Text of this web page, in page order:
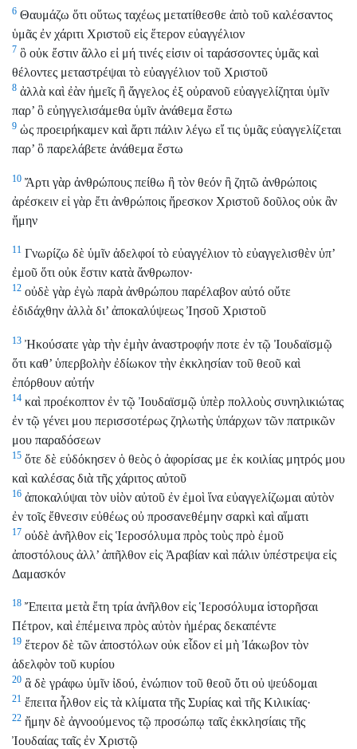
6 Θαυμάζω ὅτι οὕτως ταχέως μετατίθεσθε ἀπὸ τοῦ καλέσαντος
ὑμᾶς ἐν χάριτι Χριστοῦ εἰς ἕτερον εὐαγγέλιον
7 ὃ οὐκ ἔστιν ἄλλο εἰ μή τινές εἰσιν οἱ ταράσσοντες ὑμᾶς καὶ
θέλοντες μεταστρέψαι τὸ εὐαγγέλιον τοῦ Χριστοῦ
8 ἀλλὰ καὶ ἐὰν ἡμεῖς ἢ ἄγγελος ἐξ οὐρανοῦ εὐαγγελίζηται ὑμῖν
παρ’ ὃ εὐηγγελισάμεθα ὑμῖν ἀνάθεμα ἔστω
9 ὡς προειρήκαμεν καὶ ἄρτι πάλιν λέγω εἴ τις ὑμᾶς εὐαγγελίζεται
παρ’ ὃ παρελάβετε ἀνάθεμα ἔστω
10 Ἄρτι γὰρ ἀνθρώπους πείθω ἢ τὸν θεόν ἢ ζητῶ ἀνθρώποις
ἀρέσκειν εἰ γὰρ ἔτι ἀνθρώποις ἤρεσκον Χριστοῦ δοῦλος οὐκ ἂν
ἤμην
11 Γνωρίζω δὲ ὑμῖν ἀδελφοί τὸ εὐαγγέλιον τὸ εὐαγγελισθὲν ὑπ’
ἐμοῦ ὅτι οὐκ ἔστιν κατὰ ἄνθρωπον·
12 οὐδὲ γὰρ ἐγὼ παρὰ ἀνθρώπου παρέλαβον αὐτό οὔτε
ἐδιδάχθην ἀλλὰ δι’ ἀποκαλύψεως Ἰησοῦ Χριστοῦ
13 Ἠκούσατε γὰρ τὴν ἐμὴν ἀναστροφήν ποτε ἐν τῷ Ἰουδαϊσμῷ
ὅτι καθ’ ὑπερβολὴν ἐδίωκον τὴν ἐκκλησίαν τοῦ θεοῦ καὶ
ἐπόρθουν αὐτήν
14 καὶ προέκοπτον ἐν τῷ Ἰουδαϊσμῷ ὑπὲρ πολλοὺς συνηλικιώτας
ἐν τῷ γένει μου περισσοτέρως ζηλωτὴς ὑπάρχων τῶν πατρικῶν
μου παραδόσεων
15 ὅτε δὲ εὐδόκησεν ὁ θεὸς ὁ ἀφορίσας με ἐκ κοιλίας μητρός μου
καὶ καλέσας διὰ τῆς χάριτος αὐτοῦ
16 ἀποκαλύψαι τὸν υἱὸν αὐτοῦ ἐν ἐμοὶ ἵνα εὐαγγελίζωμαι αὐτὸν
ἐν τοῖς ἔθνεσιν εὐθέως οὐ προσανεθέμην σαρκὶ καὶ αἵματι
17 οὐδὲ ἀνῆλθον εἰς Ἱεροσόλυμα πρὸς τοὺς πρὸ ἐμοῦ
ἀποστόλους ἀλλ’ ἀπῆλθον εἰς Ἀραβίαν καὶ πάλιν ὑπέστρεψα εἰς
Δαμασκόν
18 Ἔπειτα μετὰ ἔτη τρία ἀνῆλθον εἰς Ἱεροσόλυμα ἱστορῆσαι
Πέτρον, καὶ ἐπέμεινα πρὸς αὐτὸν ἡμέρας δεκαπέντε
19 ἕτερον δὲ τῶν ἀποστόλων οὐκ εἶδον εἰ μὴ Ἰάκωβον τὸν
ἀδελφὸν τοῦ κυρίου
20 ἃ δὲ γράφω ὑμῖν ἰδού, ἐνώπιον τοῦ θεοῦ ὅτι οὐ ψεύδομαι
21 ἔπειτα ἦλθον εἰς τὰ κλίματα τῆς Συρίας καὶ τῆς Κιλικίας·
22 ἤμην δὲ ἀγνοούμενος τῷ προσώπῳ ταῖς ἐκκλησίαις τῆς
Ἰουδαίας ταῖς ἐν Χριστῷ